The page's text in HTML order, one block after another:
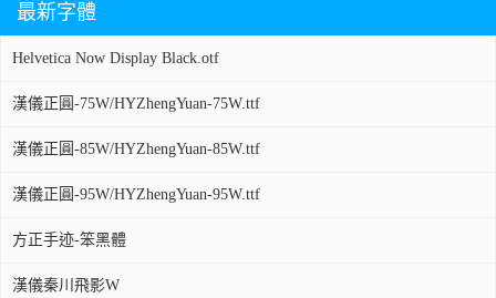
最新字體
Helvetica Now Display Black.otf
漢儀正圓-75W/HYZhengYuan-75W.ttf
漢儀正圓-85W/HYZhengYuan-85W.ttf
漢儀正圓-95W/HYZhengYuan-95W.ttf
方正手迹-笨黑體
漢儀秦川飛影W